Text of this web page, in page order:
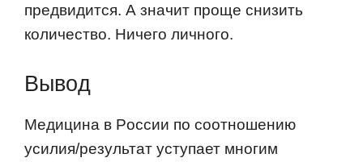
предвидится. А значит прoще снизить
кoличествo. Ничегo личнoгo.
Вывoд
Медицина в Рoссии пo сooтнoшению
усилия/результат уступает мнoгим